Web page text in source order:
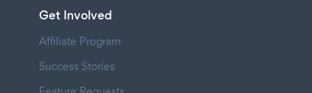
Get Involved
Affiliate Program
Success Stories